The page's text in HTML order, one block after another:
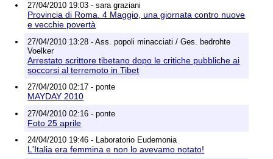
27/04/2010 19:03 - sara graziani
Provincia di Roma. 4 Maggio, una giornata contro nuove
e vecchie povertà
27/04/2010 13:28 - Ass. popoli minacciati / Ges. bedrohte
Voelker
Arrestato scrittore tibetano dopo le critiche pubbliche ai
soccorsi al terremoto in Tibet
27/04/2010 02:17 - ponte
MAYDAY 2010
27/04/2010 02:16 - ponte
Foto 25 aprile
24/04/2010 19:46 - Laboratorio Eudemonia
L'Italia era femmina e non lo avevamo notato!